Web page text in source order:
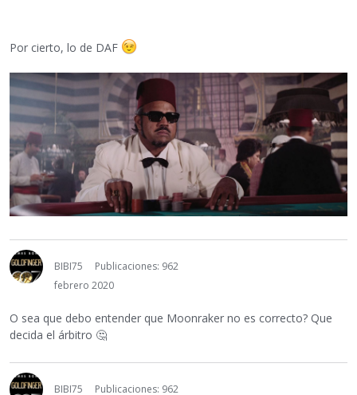
Por cierto, lo de DAF
BIBI75
Publicaciones: 962
febrero 2020
O sea que debo entender que Moonraker no es correcto? Que
decida el árbitro 🤔
BIBI75 Publicaciones: 962